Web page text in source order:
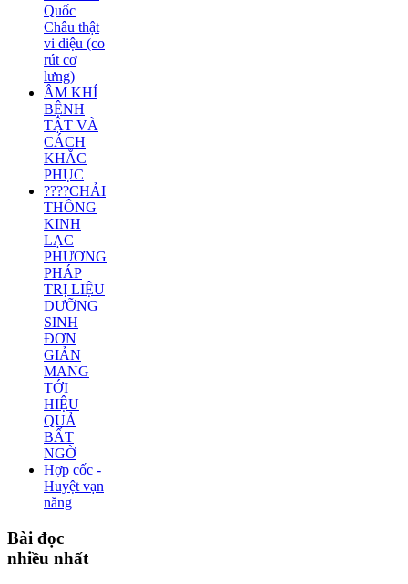
Quốc
Châu thật
vi diệu (co
rút cơ
lưng)
ÂM KHÍ
BỆNH
TẬT VÀ
CÁCH
KHẮC
PHỤC
????CHẢI
THÔNG
KINH
LẠC
PHƯƠNG
PHÁP
TRỊ LIỆU
DƯỠNG
SINH
ĐƠN
GIẢN
MANG
TỚI
HIỆU
QUẢ
BẤT
NGỜ
Hợp cốc -
Huyệt vạn
năng
Bài đọc
nhiều nhất